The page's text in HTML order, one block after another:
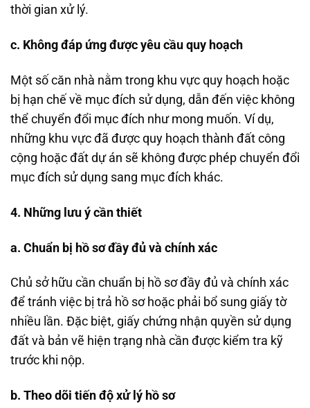
thời gian xử lý.
c. Không đáp ứng được yêu cầu quy hoạch
Một số căn nhà nằm trong khu vực quy hoạch hoặc
bị hạn chế về mục đích sử dụng, dẫn đến việc không
thể chuyển đổi mục đích như mong muốn. Ví dụ,
những khu vực đã được quy hoạch thành đất công
cộng hoặc đất dự án sẽ không được phép chuyển đổi
mục đích sử dụng sang mục đích khác.
4. Những lưu ý cần thiết
a. Chuẩn bị hồ sơ đầy đủ và chính xác
Chủ sở hữu cần chuẩn bị hồ sơ đầy đủ và chính xác
để tránh việc bị trả hồ sơ hoặc phải bổ sung giấy tờ
nhiều lần. Đặc biệt, giấy chứng nhận quyền sử dụng
đất và bản vẽ hiện trạng nhà cần được kiểm tra kỹ
trước khi nộp.
b. Theo dõi tiến độ xử lý hồ sơ